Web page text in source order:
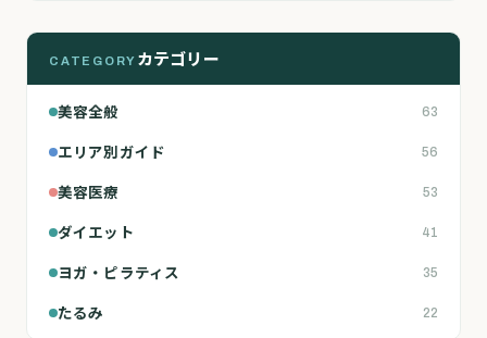
CATEGORY カテゴリー
美容全般 63
エリア別ガイド 56
美容医療 53
ダイエット 41
ヨガ・ピラティス 35
たるみ 22